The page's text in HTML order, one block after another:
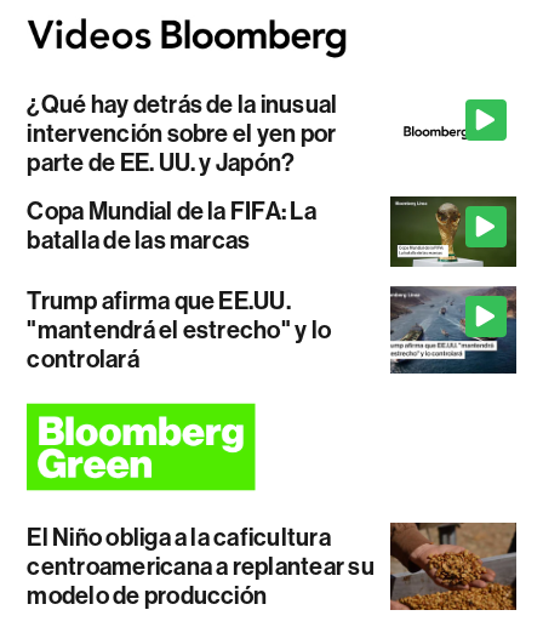
¿Qué hay detrás de la inusual
intervención sobre el yen por
parte de EE. UU. y Japón?
Copa Mundial de la FIFA: La
batalla de las marcas
Trump afirma que EE.UU.
"mantendrá el estrecho" y lo
controlará
El Niño obliga a la caficultura
centroamericana a replantear su
modelo de producción